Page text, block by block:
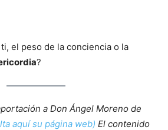
el peso de la conciencia o la
?
a Don Ángel Moreno de
aquí su página web) El contenido